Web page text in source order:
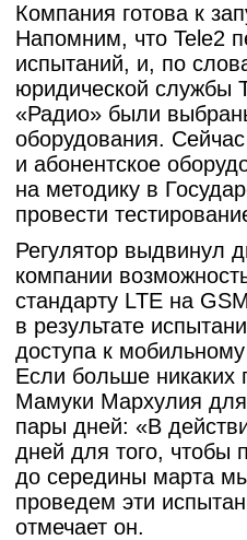
Компания готова к
Напомним, что Tele2
испытаний, и, по
юридической службы
«Радио» были
оборудования.
и абонентское
на методику в
провести
Регулятор выдвинул
компании
стандарту LTE на
в результате
доступа к
Если больше никаких
Мамуки Мархулия для
пары дней: «В
дней для того, чтобы
до середины марта
проведем эти
отмечает он.